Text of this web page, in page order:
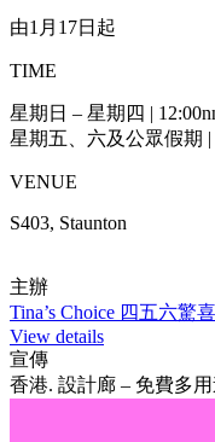
由1月17日起
TIME
星期日 – 星期四 |
星期五、六及公眾假期 |
VENUE
S403, Staunton
主辦
Tina’s Choice 四五六驚
View details
宣傳
香港. 設計廊 – 免費多